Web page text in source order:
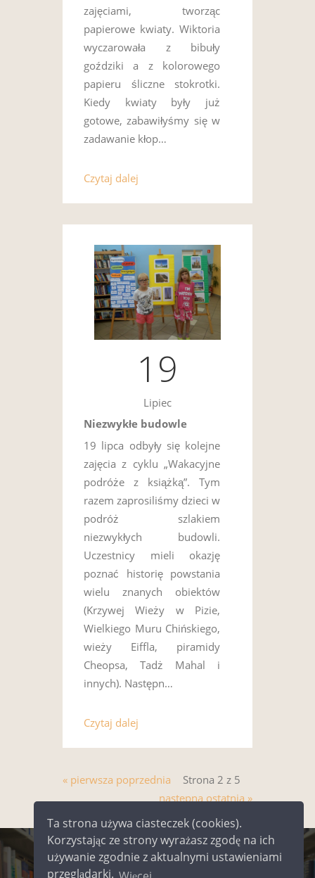
Ta strona używa ciasteczek (cookies).
Korzystając ze strony wyrażasz zgodę na ich
używanie zgodnie z aktualnymi ustawieniami
przeglądarki.
zajęciami, tworząc
papierowe kwiaty. Wiktoria
wyczarowała z bibuły
goździki a z kolorowego
papieru śliczne stokrotki.
Kiedy kwiaty były już
gotowe, zabawiłyśmy się w
zadawanie kłop…
Czytaj dalej
19
Lipiec
Niezwykłe budowle
19 lipca odbyły się kolejne
zajęcia z cyklu „Wakacyjne
podróże z książką”. Tym
razem zaprosiliśmy dzieci w
podróż szlakiem
niezwykłych budowli.
Uczestnicy mieli okazję
poznać historię powstania
wielu znanych obiektów
(Krzywej Wieży w Pizie,
Wielkiego Muru Chińskiego,
wieży Eiffla, piramidy
Cheopsa, Tadż Mahal i
innych). Następn…
Czytaj dalej
« pierwsza poprzednia
Strona 2 z 5
następna ostatnia »
©2026Miejska Biblioteka Publiczna